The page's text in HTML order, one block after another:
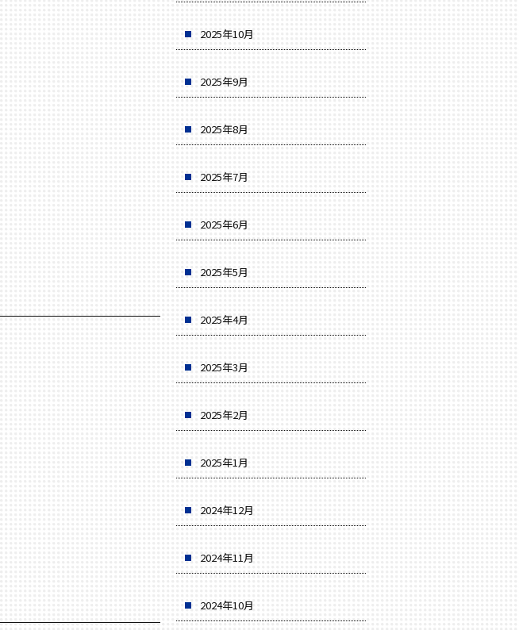
2025年10月
2025年9月
2025年8月
2025年7月
2025年6月
2025年5月
2025年4月
2025年3月
2025年2月
2025年1月
2024年12月
2024年11月
2024年10月